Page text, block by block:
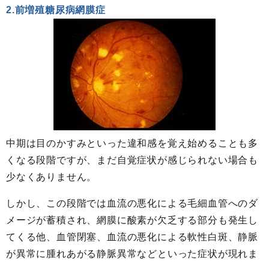
2.前増殖糖尿病網膜症
中期は目のかすみといった違和感を覚え始めることも多
くなる段階ですが、まだ自覚症状が感じられない場合も
少なくありません。
しかし、この段階では血流の悪化による毛細血管へのダ
メージが蓄積され、網膜に酸素が欠乏する部分も発生し
てくる他、血管閉塞、血流の悪化による軟性白斑、静脈
が異常に腫れあがる静脈異常などといった症状が現れま